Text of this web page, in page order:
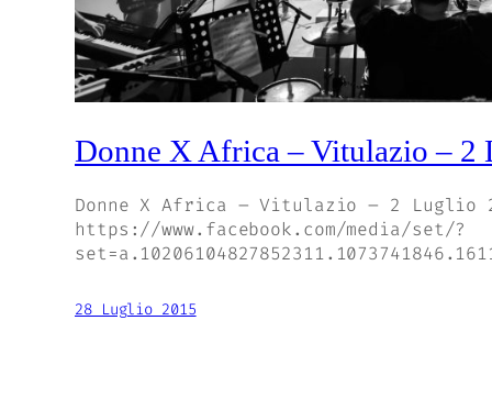
Donne X Africa – Vitulazio – 2
Donne X Africa – Vitulazio – 2 Luglio
https://www.facebook.com/media/set/?
28 Luglio 2015